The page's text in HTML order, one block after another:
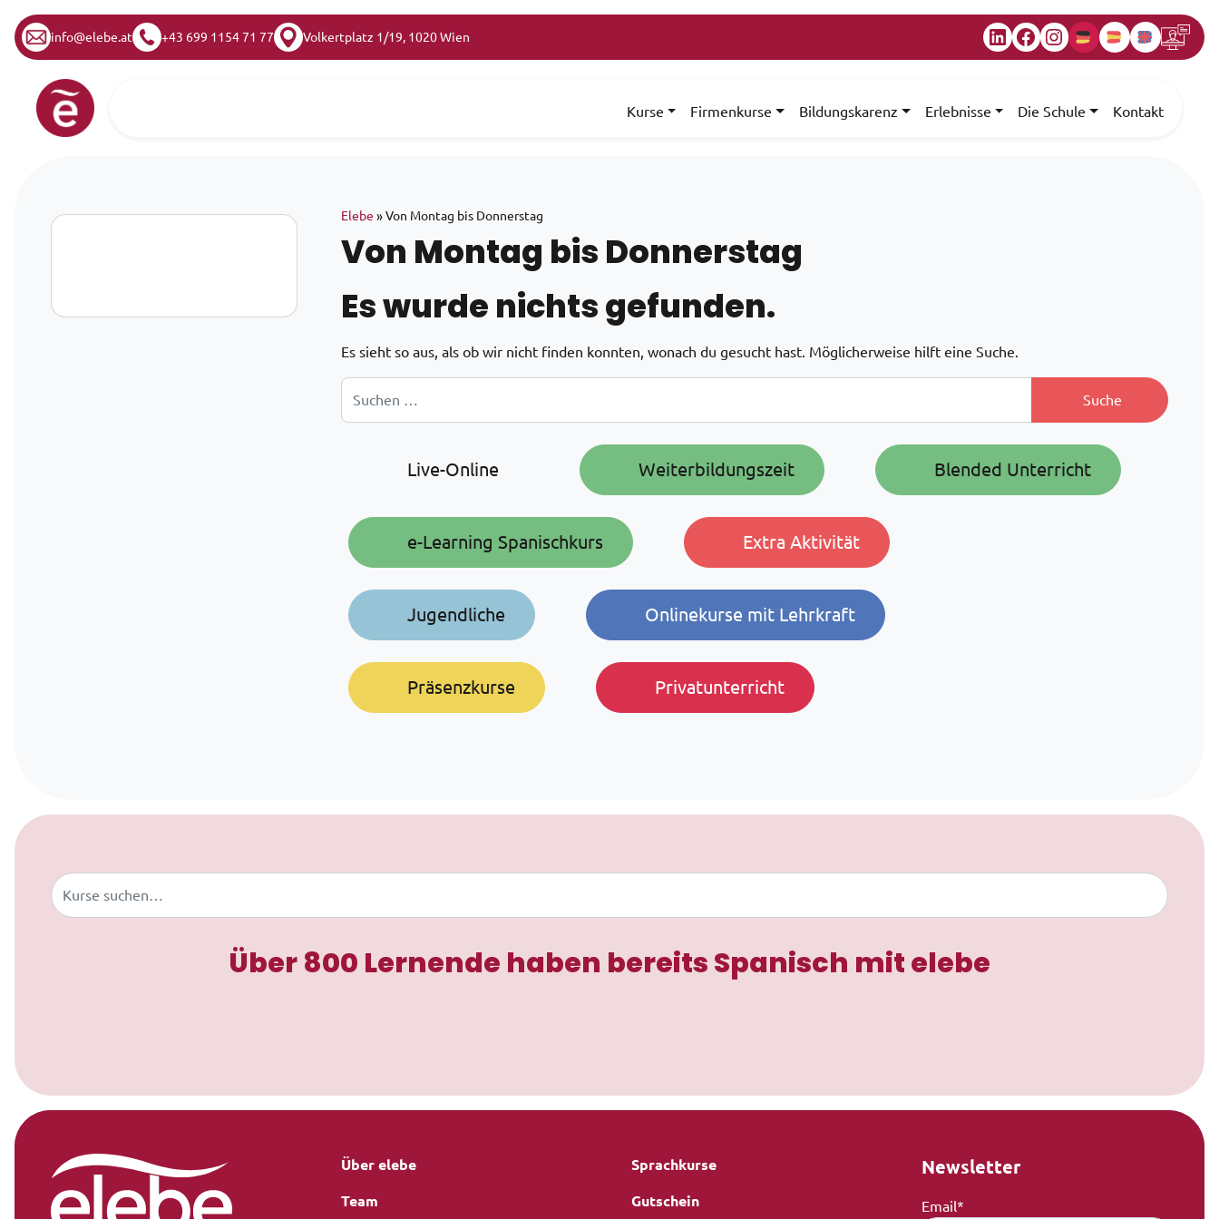
info@elebe.at +43 699 1154 71 77 Volkertplatz 1/19, 1020 Wien LinkedIn
Facebook
Instagram
Zum Inhalt springen
Hauptnavigation Kurse Firmenkurse Bildungskarenz Erlebnisse Die Schule Kontakt
Elebe »Von Montag bis Donnerstag
Von Montag bis Donnerstag
Es wurde nichts gefunden.
Es sieht so aus, als ob wir nicht finden konnten, wonach du gesucht hast. Möglicherweise hilft eine Suche.
Suche nach:
Live-Online Weiterbildungszeit Blended Unterricht
e-Learning Spanischkurs Extra Aktivität
Jugendliche Onlinekurse mit Lehrkraft
Präsenzkurse Privatunterricht
Zum Inhalt springen
Buscar
Über 800 Lernende haben bereits Spanisch mit elebe
Über elebe
Team
Sprachkurse
Gutschein
Newsletter
Email*